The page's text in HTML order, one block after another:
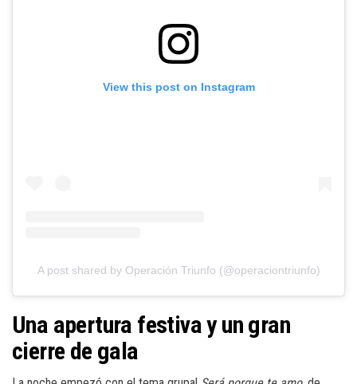
View this post on Instagram
A post shared by Operación Triunfo (@operaciontriunfo)
Una apertura festiva y un gran
cierre de gala